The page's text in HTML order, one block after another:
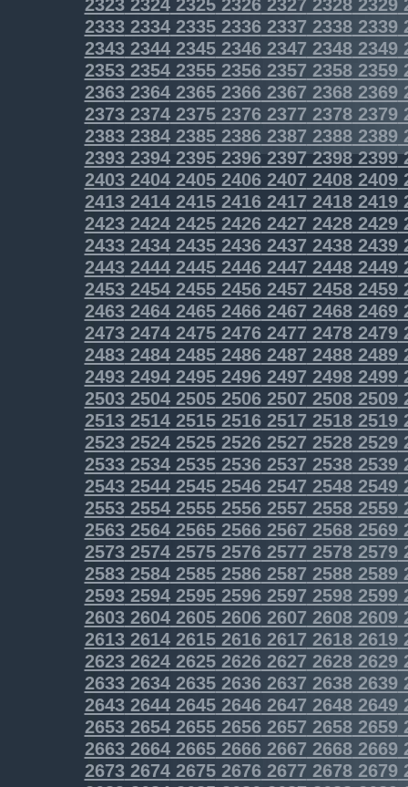
23332334233523362337 23382339
23432344234523462347 23482349
23532354235523562357 23582359
23632364236523662367 23682369
23732374237523762377 23782379
23832384238523862387 23882389
2393239423952396239723982399
2403240424052406240724082409
2413241424152416241724182419
2423242424252426242724282429
2433243424352436243724382439
2443244424452446244724482449
2453245424552456245724582459
2463246424652466246724682469
2473247424752476247724782479
2483248424852486248724882489
2493249424952496249724982499
2503250425052506250725082509
2513251425152516251725182519
2523252425252526252725282529
2533253425352536253725382539
2543254425452546254725482549
2553255425552556255725582559
25632564256525662567 25682569
25732574257525762577 25782579
25832584258525862587 25882589
2593259425952596259725982599
2603260426052606260726082609
26132614261526162617 26182619
26232624262526262627 26282629
26332634263526362637 26382639
26432644264526462647 26482649
26532654265526562657 26582659
26632664266526662667 26682669
26732674267526762677 26782679